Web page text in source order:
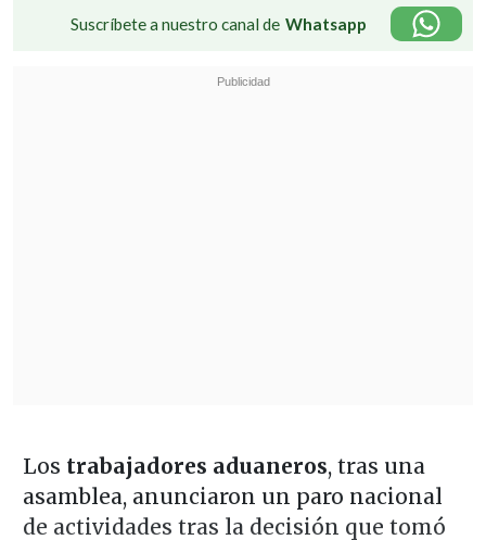
Suscríbete a nuestro canal de Whatsapp
Los trabajadores aduaneros, tras una
asamblea, anunciaron un paro nacional
de actividades tras la decisión que tomó